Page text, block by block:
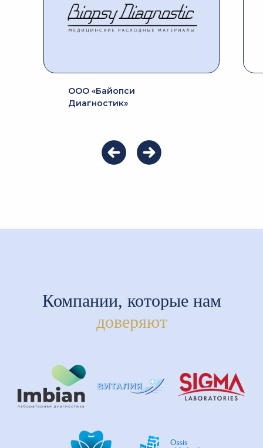
ООO «Байопси
Диагностик»
Компании, которые нам
доверяют